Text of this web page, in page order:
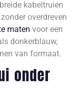
kabeltruien
overdreven
maten voor een
donkerblauw,
van formaat.
onder